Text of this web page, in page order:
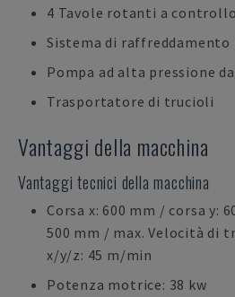
4 Tavole rotanti a
Sistema di raffreddamento
Pompa ad alta pressione
Trasportatore di trucioli
Vantaggi della macchina
Vantaggi tecnici della macchina
Corsa x: 600 mm / corsa y:
500 mm / max. Velocità di
x/y/z: 45 m/min
Potenza motrice: 38 kw